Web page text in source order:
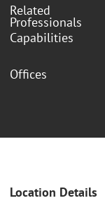
Related
Professionals
Capabilities
Offices
Location Details